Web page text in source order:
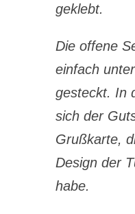
geklebt.
Die offene
einfach
gesteckt. In
sich der
Grußkarte,
Design der
habe.